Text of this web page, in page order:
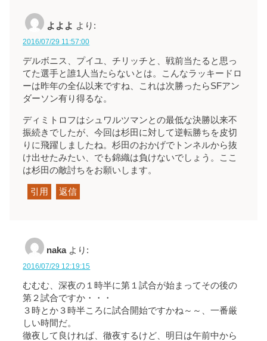
よよよ より:
2016/07/29 11:57:00
デルボニス、プイユ、チリッチと、戦前当たると思っ
てた選手と誰1人当たらないとは。こんなラッキードロ
ーは昨年の全仏以来ですね、これは次勝ったらSFアン
ダーソン有り得るな。
ディミトロフはシュワルツマンとの最低な決勝以来不
振続きでしたが、今回は杉田に対して逆転勝ちを皮切
りに飛躍しましたね。杉田のおかげでトンネルから抜
け出せたみたい、でも錦織は負けないでしょう。ここ
は杉田の敵討ちをお願いします。
引用 返信
naka より:
2016/07/29 12:19:15
むむむ、深夜の１時半に第１試合が始まってその後の
第２試合ですか・・・
３時とか３時半ころに試合開始ですかね～～、一番厳
しい時間だ。
徹夜して良ければ、徹夜するけど、明日は午前中から